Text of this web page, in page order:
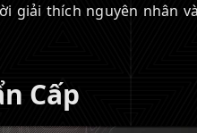
giải thích nguyên nhân
Cấp